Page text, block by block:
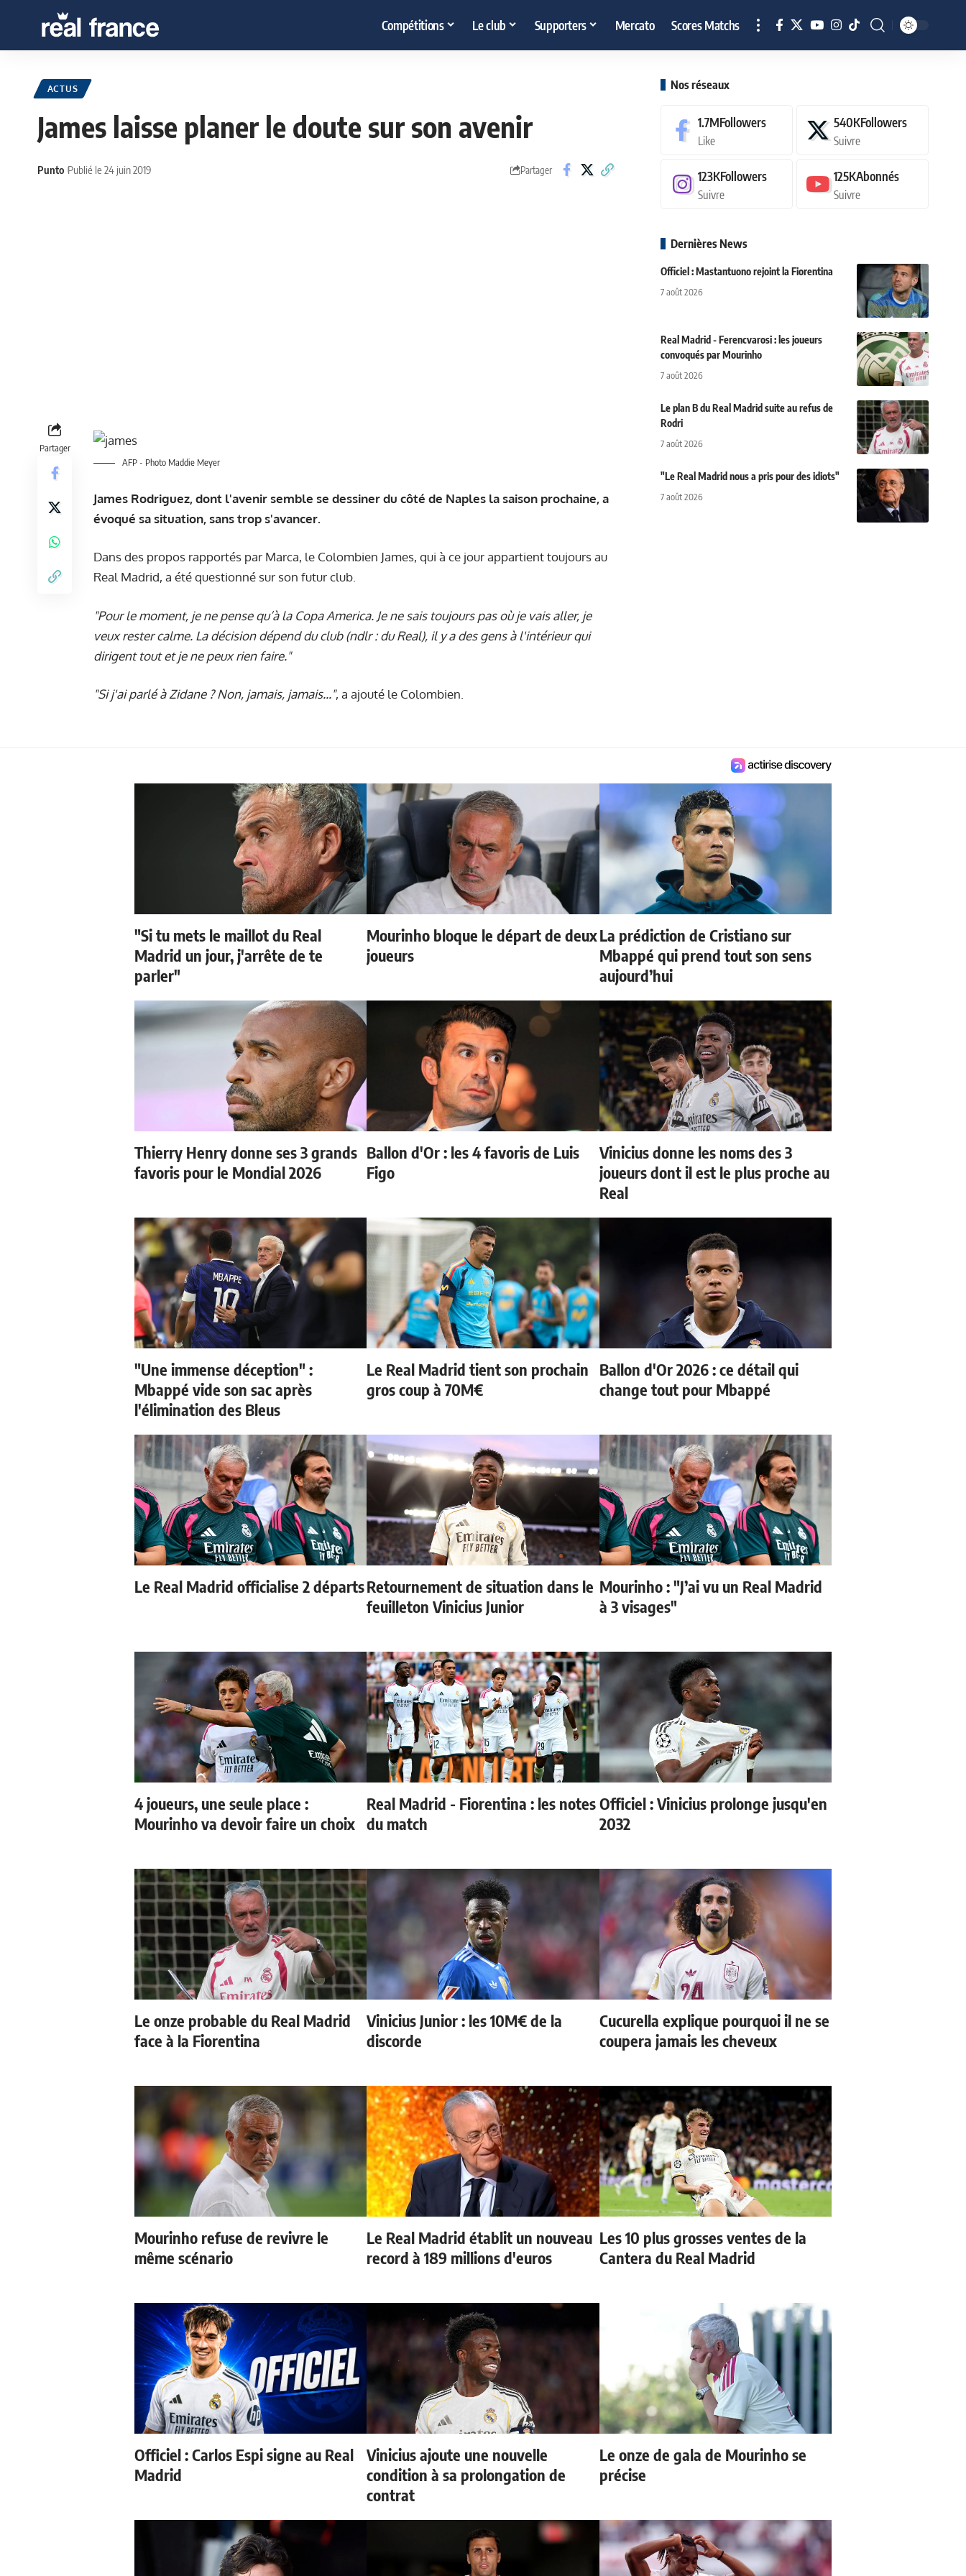
Compétitions Le club Supporters Mercato Scores Matchs
ACTUS
James laisse planer le doute sur son avenir
Punto Publié le 24 juin 2019 Partager
Partager
AFP - Photo Maddie Meyer
James Rodriguez, dont l'avenir semble se dessiner du côté de Naples la saison prochaine, a
évoqué sa situation, sans trop s'avancer.
Dans des propos rapportés par Marca, le Colombien James, qui à ce jour appartient toujours au
Real Madrid, a été questionné sur son futur club.
"Pour le moment, je ne pense qu’à la Copa America. Je ne sais toujours pas où je vais aller, je
veux rester calme. La décision dépend du club (ndlr : du Real), il y a des gens à l'intérieur qui
dirigent tout et je ne peux rien faire."
"Si j'ai parlé à Zidane ? Non, jamais, jamais...", a ajouté le Colombien.
Nos réseaux
1.7MFollowers
Like
540KFollowers
Suivre
123KFollowers
Suivre
125KAbonnés
Suivre
Dernières News
Officiel : Mastantuono rejoint la Fiorentina
7 août 2026
Real Madrid - Ferencvarosi : les joueurs
convoqués par Mourinho
7 août 2026
Le plan B du Real Madrid suite au refus de
Rodri
7 août 2026
"Le Real Madrid nous a pris pour des idiots"
7 août 2026
"Si tu mets le maillot du Real
Madrid un jour, j'arrête de te
parler"
Mourinho bloque le départ de deux
joueurs
La prédiction de Cristiano sur
Mbappé qui prend tout son sens
aujourd’hui
Thierry Henry donne ses 3 grands
favoris pour le Mondial 2026
Ballon d'Or : les 4 favoris de Luis
Figo
Vinicius donne les noms des 3
joueurs dont il est le plus proche au
Real
"Une immense déception" :
Mbappé vide son sac après
l'élimination des Bleus
Le Real Madrid tient son prochain
gros coup à 70M€
Ballon d'Or 2026 : ce détail qui
change tout pour Mbappé
Le Real Madrid officialise 2 départsRetournement de situation dans le
feuilleton Vinicius Junior
Mourinho : "J’ai vu un Real Madrid
à 3 visages"
4 joueurs, une seule place :
Mourinho va devoir faire un choix
Real Madrid - Fiorentina : les notes
du match
Officiel : Vinicius prolonge jusqu'en
2032
Le onze probable du Real Madrid
face à la Fiorentina
Vinicius Junior : les 10M€ de la
discorde
Cucurella explique pourquoi il ne se
coupera jamais les cheveux
Mourinho refuse de revivre le
même scénario
Le Real Madrid établit un nouveau
record à 189 millions d'euros
Les 10 plus grosses ventes de la
Cantera du Real Madrid
Officiel : Carlos Espi signe au Real
Madrid
Vinicius ajoute une nouvelle
condition à sa prolongation de
contrat
Le onze de gala de Mourinho se
précise